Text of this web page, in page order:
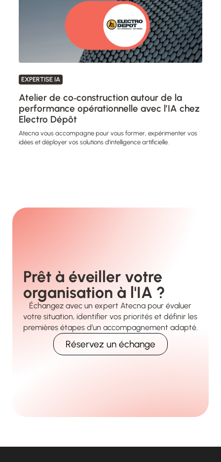
EXPERTISE IA
Atelier de co‑construction autour de la
performance opérationnelle avec l’IA chez
Electro Dépôt
Atecna vous accompagne pour vous former, expérimenter vos
idées et déployer vos solutions d’intelligence artificielle.
Prêt à éveiller votre
organisation à l'IA ?
Échangez avec un expert Atecna pour évaluer
votre situation, identifier vos priorités et définir les
premières étapes d’un accompagnement adapté.
Réservez un échange